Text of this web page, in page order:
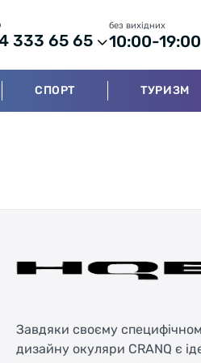
333 65 65
без вихідних
10:00-19:00
СПОРТ ТУРИЗМ
Завдяки своєму
дизайну окуляри CRANQ є